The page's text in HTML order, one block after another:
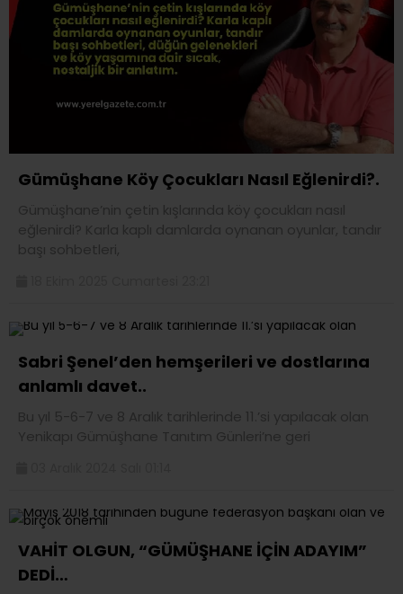
Gümüşhane Köy Çocukları Nasıl Eğlenirdi?.
Gümüşhane’nin çetin kışlarında köy çocukları nasıl
eğlenirdi? Karla kaplı damlarda oynanan oyunlar, tandır
başı sohbetleri,
Sabri Şenel’den hemşerileri ve dostlarına
anlamlı davet..
Bu yıl 5-6-7 ve 8 Aralık tarihlerinde 11.’si yapılacak olan
Yenikapı Gümüşhane Tanıtım Günleri’ne geri
VAHİT OLGUN, “GÜMÜŞHANE İÇİN ADAYIM”
DEDİ…